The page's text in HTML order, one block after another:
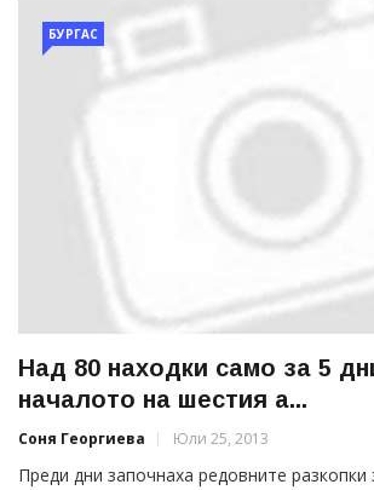
БУРГАС
Над 80 находки само за 5
началото на шестия а...
Соня Георгиева Юли 25, 2013
Преди дни започнаха редовните разкопки